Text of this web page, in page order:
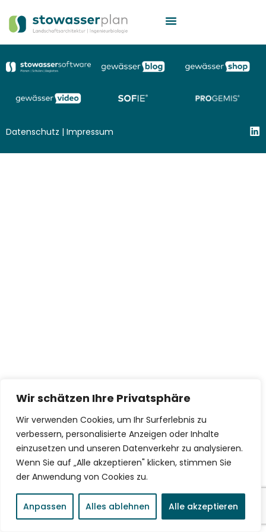
Wir schätzen Ihre Privatsphäre
Wir verwenden Cookies, um Ihr Surferlebnis zu
verbessern, personalisierte Anzeigen oder Inhalte
einzusetzen und unseren Datenverkehr zu analysieren.
Wenn Sie auf „Alle akzeptieren" klicken, stimmen Sie
der Anwendung von Cookies zu.
Anpassen Alles ablehnen Alle akzeptieren
Datenschutz | Impressum